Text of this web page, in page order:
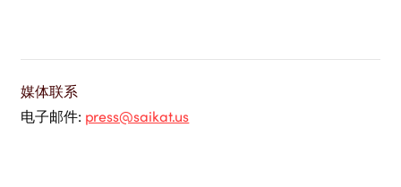
媒体联系
电子邮件: press@saikat.us